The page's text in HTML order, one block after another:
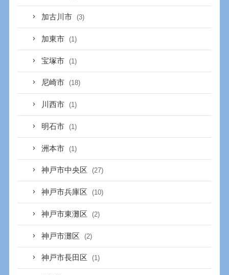
加古川市 (3)
加東市 (1)
宝塚市 (1)
尼崎市 (18)
川西市 (1)
明石市 (1)
洲本市 (1)
神戸市中央区 (27)
神戸市兵庫区 (10)
神戸市東灘区 (2)
神戸市灘区 (2)
神戸市長田区 (1)